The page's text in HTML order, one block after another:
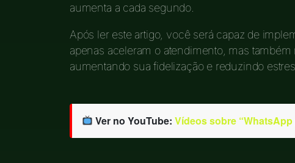
aumenta a cada segundo.
Após ler este artigo, você será capaz de
apenas aceleram o atendimento, mas
aumentando sua fidelização e reduzindo
Ver no YouTube: Vídeos sobre